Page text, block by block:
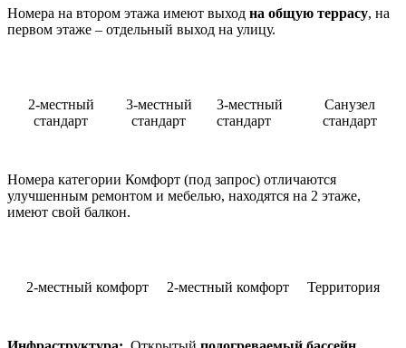
Номера на втором этажа имеют выход на общую террасу, на
первом этаже – отдельный выход на улицу.
2-местный
стандарт
3-местный
стандарт
3-местный
стандарт
Санузел
стандарт
Номера категории Комфорт (под запрос) отличаются
улучшенным ремонтом и мебелью, находятся на 2 этаже,
имеют свой балкон.
2-местный комфорт 2-местный комфорт Территория